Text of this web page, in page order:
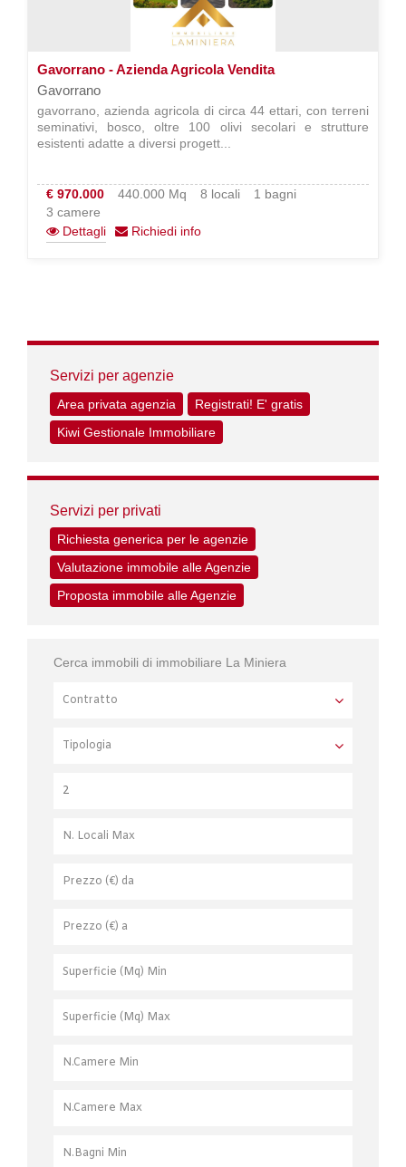
Gavorrano - Azienda Agricola Vendita
Gavorrano
gavorrano, azienda agricola di circa 44 ettari, con terreni
seminativi, bosco, oltre 100 olivi secolari e strutture
esistenti adatte a diversi progett...
€ 970.000 440.000 Mq 8 locali
1 bagni
3 camere
Dettagli
Richiedi info
Servizi per agenzie
Area privata agenzia
Registrati! E' gratis
Kiwi Gestionale Immobiliare
Servizi per privati
Richiesta generica per le agenzie
Valutazione immobile alle Agenzie
Proposta immobile alle Agenzie
Cerca immobili di immobiliare La Miniera